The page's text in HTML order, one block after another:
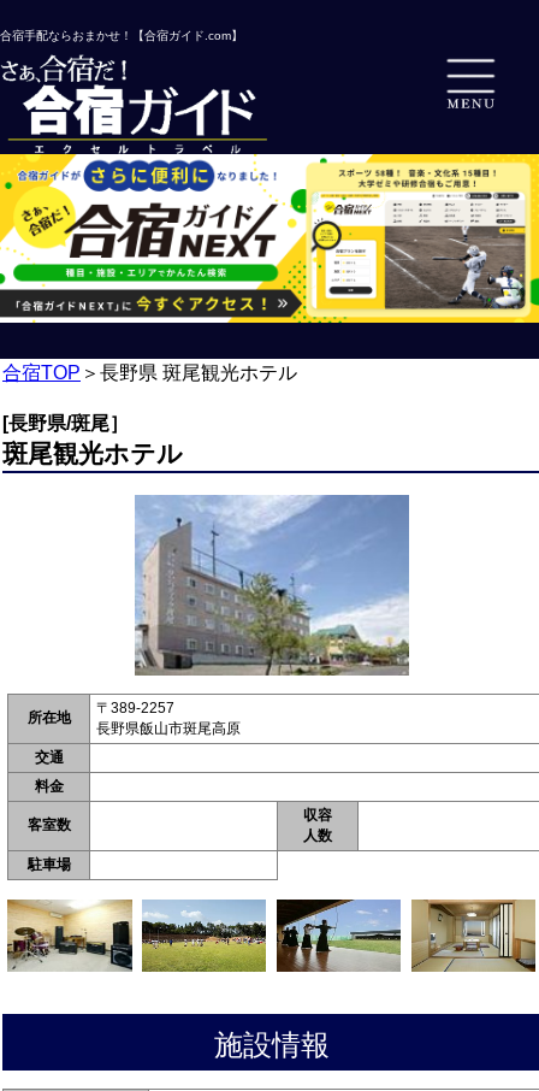
合宿手配ならおまかせ！【合宿ガイド.com】
合宿TOP ＞ 長野県 斑尾観光ホテル
[長野県/斑尾］
斑尾観光ホテル
所在地
〒389-2257
長野県飯山市斑尾高原
交通
料金
客室数
収容
人数
駐車場
施設情報